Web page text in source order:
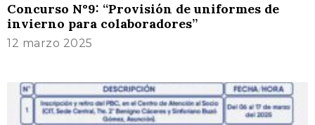
Concurso N°9: “Provisión de uniformes de
invierno para colaboradores”
12 marzo 2025